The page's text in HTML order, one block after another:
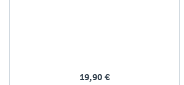
19,90 €